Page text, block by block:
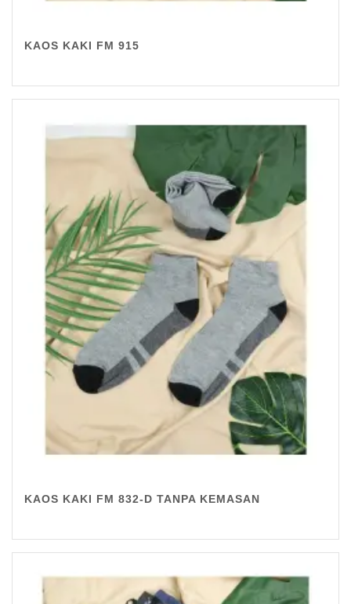
KAOS KAKI FM 915
KAOS KAKI FM 832-D TANPA KEMASAN